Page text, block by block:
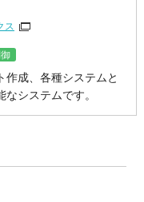
ス
作成、各種システムと
システムです。